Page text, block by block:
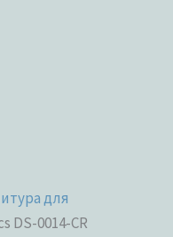
для
DS-0014-CR